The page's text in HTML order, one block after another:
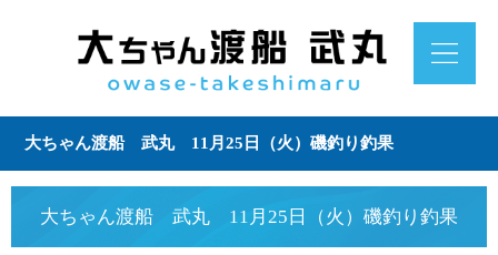
大ちゃん渡船 武丸 11月25日（火）磯釣り釣果
大ちゃん渡船 武丸 11月25日（火）磯釣り釣果